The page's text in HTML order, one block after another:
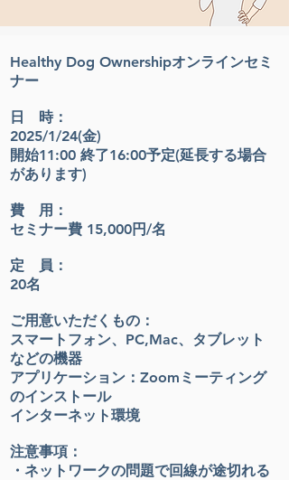
Healthy Dog Ownershipオンラインセミ
ナー
日 時：
2025/1/24(金)
開始11:00 終了16:00予定(延長する場合
があります)
費 用：
セミナー費 15,000円/名
定 員：
20名
ご用意いただくもの：
スマートフォン、PC,Mac、タブレット
などの機器
アプリケーション：Zoomミーティング
のインストール
インターネット環境
注意事項：
・ネットワークの問題で回線が途切れる